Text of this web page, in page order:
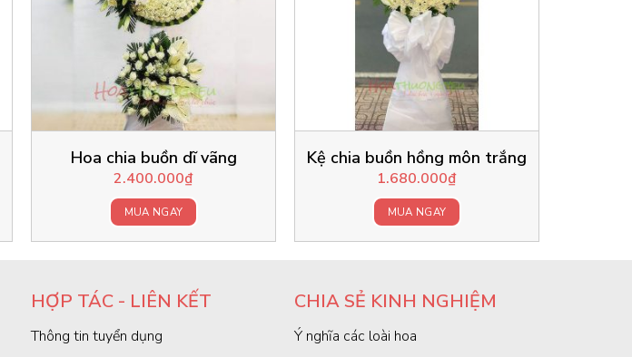
Hoa chia buồn dĩ vãng
2.400.000₫
MUA NGAY
Kệ chia buồn hồng môn trắng
1.680.000₫
MUA NGAY
HỢP TÁC - LIÊN KẾT
Thông tin tuyển dụng
CHIA SẺ KINH NGHIỆM
Ý nghĩa các loài hoa